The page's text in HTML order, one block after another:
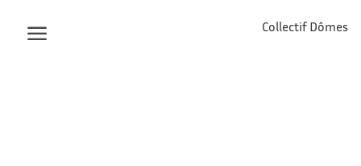
Collectif Dômes